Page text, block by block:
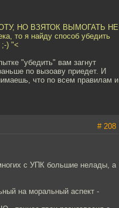
НО ВЗЯТОК ВЫМОГАТЬ НЕ
то я найду способ убедить
;-) "<
"убедить" вам загнут
по вызоаву приедет. И
что по всем правилам и
# 208
с УПК большие нелады, а
на моральный аспект -